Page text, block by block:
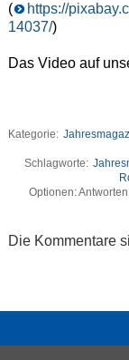
(
https://
14037/)
Das Video auf
Kategorie:
Schlagworte:
Optionen:
Die Kommentare